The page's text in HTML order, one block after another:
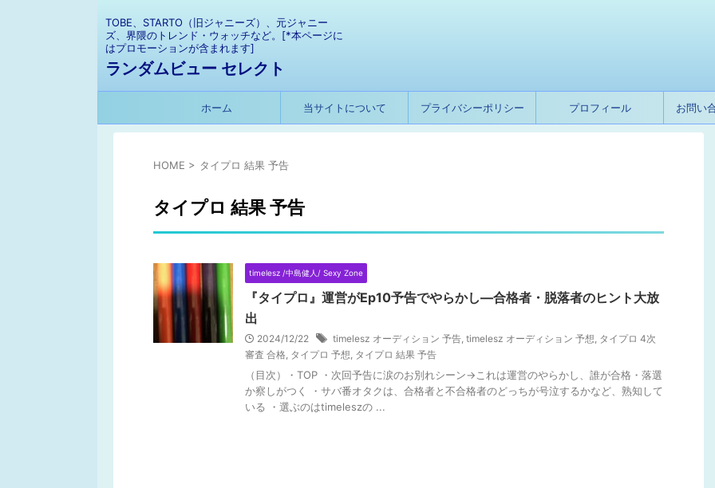
TOBE、STARTO（旧ジャニーズ）、元ジャニー
ズ、界隈のトレンド・ウォッチなど。[*本ページに
はプロモーションが含まれます]
ランダムビュー セレクト
ホーム 当サイトについて プライバシーポリシー プロフィール お問い
HOME > タイプロ 結果 予告
タイプロ 結果 予告
timelesz /中島健人/ Sexy Zone
『タイプロ』運営がEp10予告でやらかし―合格者・脱落者のヒント大放
出
2024/12/22 timelesz オーディション 予告, timelesz オーディション 予想, タイプロ 4次
審査 合格, タイプロ 予想, タイプロ 結果 予告
（目次）・TOP ・次回予告に涙のお別れシーン→これは運営のやらかし、誰が合格・落選
か察しがつく ・サバ番オタクは、合格者と不合格者のどっちが号泣するかなど、熟知して
いる ・選ぶのはtimeleszの ...